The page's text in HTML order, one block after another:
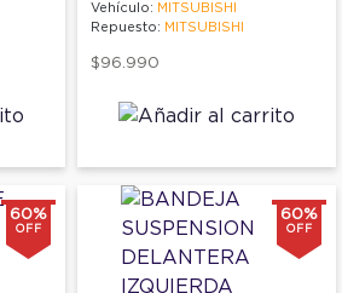
Vehículo: MITSUBISHI
Repuesto: MITSUBISHI
$96.990
60%
OFF
60%
OFF